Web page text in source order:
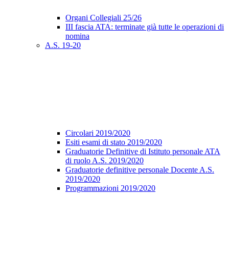
Organi Collegiali 25/26
III fascia ATA: terminate già tutte le operazioni di
nomina
A.S. 19-20
Circolari 2019/2020
Esiti esami di stato 2019/2020
Graduatorie Definitive di Istituto personale ATA
di ruolo A.S. 2019/2020
Graduatorie definitive personale Docente A.S.
2019/2020
Programmazioni 2019/2020